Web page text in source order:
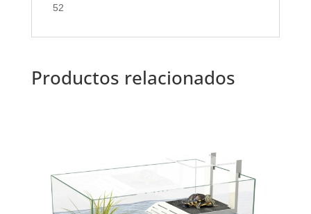
52
Productos relacionados